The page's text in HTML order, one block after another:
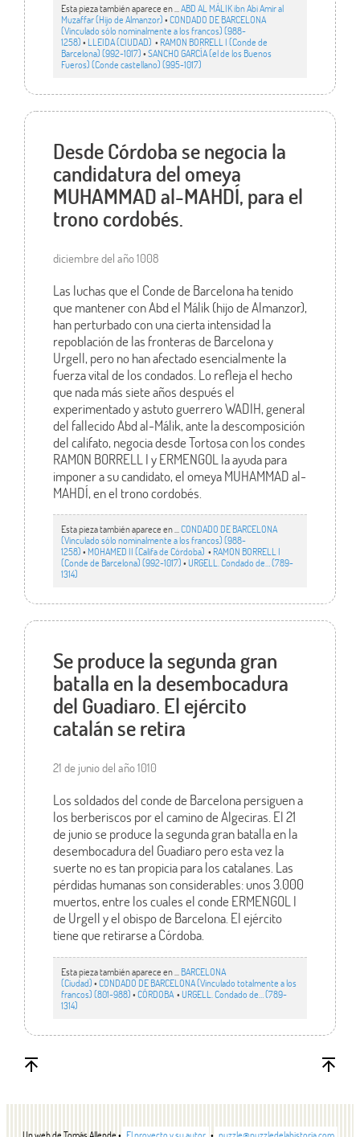
Esta pieza también aparece en ... ABD AL MÁLIK ibn Abi Amir al
Muzaffar (Hijo de Almanzor)•CONDADO DE BARCELONA
(Vinculado sólo nominalmente a los francos) (988-
1258)• LLEIDA (CIUDAD) • RAMON BORRELL I (Conde de
Barcelona) (992-1017)•SANCHO GARCÍA (el de los Buenos
Fueros) (Conde castellano) (995-1017)
Desde Córdoba se negocia la
candidatura del omeya
MUHAMMAD al-MAHDÍ, para el
trono cordobés.
diciembre del año 1008
Las luchas que el Conde de Barcelona ha tenido
que mantener con Abd el Málik (hijo de Almanzor),
han perturbado con una cierta intensidad la
repoblación de las fronteras de Barcelona y
Urgell, pero no han afectado esencialmente la
fuerza vital de los condados. Lo refleja el hecho
que nada más siete años después el
experimentado y astuto guerrero WADIH, general
del fallecido Abd al-Málik, ante la descomposición
del califato, negocia desde Tortosa con los condes
RAMON BORRELL I y ERMENGOL la ayuda para
imponer a su candidato, el omeya MUHAMMAD al-
MAHDÍ, en el trono cordobés.
Esta pieza también aparece en ... CONDADO DE BARCELONA
(Vinculado sólo nominalmente a los francos) (988-
1258)• MOHAMED II (Califa de Córdoba) • RAMON BORRELL I
(Conde de Barcelona) (992-1017)• URGELL. Condado de… (789-
1314)
Se produce la segunda gran
batalla en la desembocadura
del Guadiaro. El ejército
catalán se retira
21 de junio del año 1010
Los soldados del conde de Barcelona persiguen a
los berberiscos por el camino de Algeciras. El 21
de junio se produce la segunda gran batalla en la
desembocadura del Guadiaro pero esta vez la
suerte no es tan propicia para los catalanes. Las
pérdidas humanas son considerables: unos 3.000
muertos, entre los cuales el conde ERMENGOL I
de Urgell y el obispo de Barcelona. El ejército
tiene que retirarse a Córdoba.
Esta pieza también aparece en ... BARCELONA
(Ciudad)•CONDADO DE BARCELONA (Vinculado totalmente a los
francos) (801-988)•CÓRDOBA • URGELL. Condado de… (789-
1314)
Un web de Tomás Allende • El proyecto y su autor • puzzle@puzzledelahistoria.com